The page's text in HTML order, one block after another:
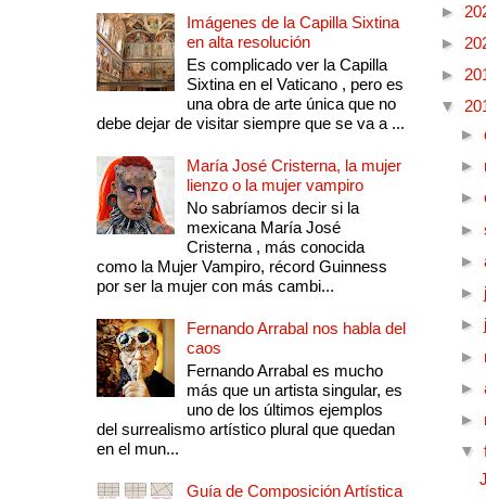
Imágenes de la Capilla Sixtina
en alta resolución
Es complicado ver la Capilla
Sixtina en el Vaticano , pero es
una obra de arte única que no
debe dejar de visitar siempre que se va a ...
María José Cristerna, la mujer
lienzo o la mujer vampiro
No sabríamos decir si la
mexicana María José
Cristerna , más conocida
como la Mujer Vampiro, récord Guinness
por ser la mujer con más cambi...
Fernando Arrabal nos habla del
caos
Fernando Arrabal es mucho
más que un artista singular, es
uno de los últimos ejemplos
del surrealismo artístico plural que quedan
en el mun...
Guía de Composición Artística
►
►
►
▼
►
►
►
►
►
►
►
►
►
►
▼